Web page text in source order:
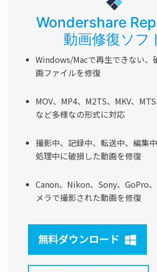
Wondershare
動画修復ソフ
Windows/Macで再生できない、
画ファイルを修復
MOV、MP4、M2TS、MKV、
など多様なの形式に対応
撮影中、記録中、転送中、編集中
処理中に破損した動画を修復
Canon、Nikon、Sony、GoPro
メラで撮影された動画を修復
無料ダウンロード